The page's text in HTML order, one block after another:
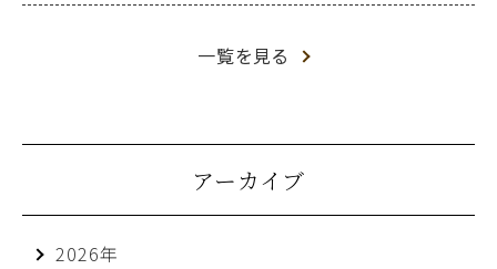
一覧を見る
アーカイブ
2026年